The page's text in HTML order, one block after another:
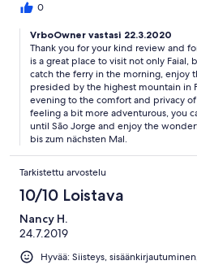
0
VrboOwner vastasi 22.3.2020
Thank you for your kind review and
is a great place to visit not only Faial,
catch the ferry in the morning, enjoy
presided by the highest mountain in
evening to the comfort and privacy
feeling a bit more adventurous, you
until São Jorge and enjoy the
bis zum nächsten Mal.
Tarkistettu arvostelu
10/10 Loistava
Nancy H.
24.7.2019
Hyvää: Siisteys,